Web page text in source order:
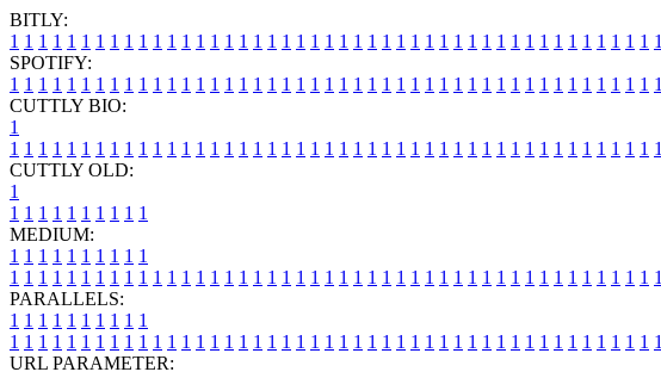
BITLY:
1 1 1 1 1 1 1 1 1 1 1 1 1 1 1 1 1 1 1 1 1 1 1 1 1 1 1 1 1 1 1 1 1 1 1 1 1 1 1 1 1 1 1 1 1 1
SPOTIFY:
1 1 1 1 1 1 1 1 1 1 1 1 1 1 1 1 1 1 1 1 1 1 1 1 1 1 1 1 1 1 1 1 1 1 1 1 1 1 1 1 1 1 1 1 1 1
CUTTLY BIO:
1
1 1 1 1 1 1 1 1 1 1 1 1 1 1 1 1 1 1 1 1 1 1 1 1 1 1 1 1 1 1 1 1 1 1 1 1 1 1 1 1 1 1 1 1 1 1
CUTTLY OLD:
1
1 1 1 1 1 1 1 1 1 1
MEDIUM:
1 1 1 1 1 1 1 1 1 1
1 1 1 1 1 1 1 1 1 1 1 1 1 1 1 1 1 1 1 1 1 1 1 1 1 1 1 1 1 1 1 1 1 1 1 1 1 1 1 1 1 1 1 1 1 1
PARALLELS:
1 1 1 1 1 1 1 1 1 1
1 1 1 1 1 1 1 1 1 1 1 1 1 1 1 1 1 1 1 1 1 1 1 1 1 1 1 1 1 1 1 1 1 1 1 1 1 1 1 1 1 1 1 1 1 1
URL PARAMETER: